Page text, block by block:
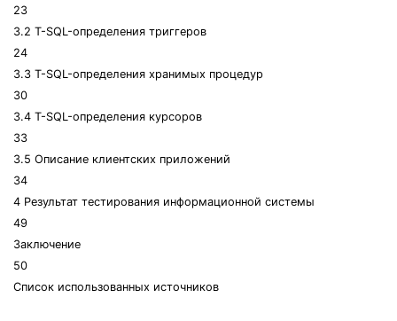
23
3.2 T-SQL-определения триггеров
24
3.3 T-SQL-определения хранимых процедур
30
3.4 T-SQL-определения курсоров
33
3.5 Описание клиентских приложений
34
4 Результат тестирования информационной системы
49
Заключение
50
Список использованных источников